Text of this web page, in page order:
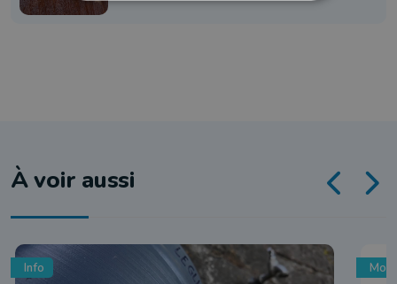
À voir aussi
Info